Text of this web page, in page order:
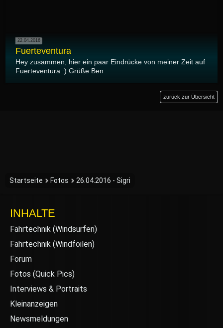
22.04.2016
Fuerteventura
Hey zusammen, hier ein paar Eindrücke von meiner Zeit auf
Fuerteventura :) Grüße Ben
zurück zur Übersicht
Startseite Fotos 26.04.2016 - Sigri
INHALTE
Fahrtechnik (Windsurfen)
Fahrtechnik (Windfoilen)
Forum
Fotos (Quick Pics)
Interviews & Portraits
Kleinanzeigen
Newsmeldungen